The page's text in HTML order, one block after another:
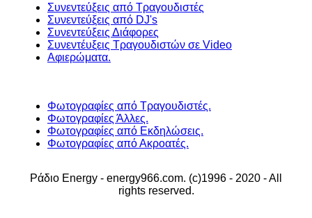
Συνεντεύξεις από Τραγουδιστές
Συνεντεύξεις από DJ's
Συνεντεύξεις Διάφορες
Συνεντέυξεις Τραγουδιστών σε Video
Αφιερώματα.
Φωτογραφίες από Τραγουδιστές.
Φωτογραφίες Άλλες.
Φωτογραφίες από Εκδηλώσεις.
Φωτογραφίες από Ακροατές.
Ράδιο Energy - energy966.com. (c)1996 - 2020 - All
rights reserved.